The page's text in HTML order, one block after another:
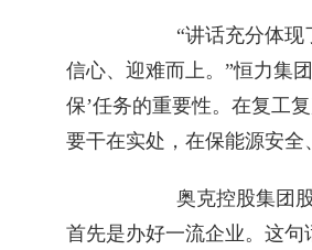
“讲话充分体现了
信心、迎难而上。”恒力集
保’任务的重要性。在复工
要干在实处，在保能源安
奥克控股集团股
首先是办好一流企业。这